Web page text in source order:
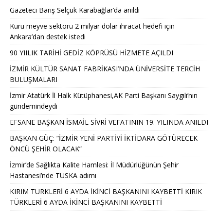
Gazeteci Barış Selçuk Karabağlar’da anıldı
Kuru meyve sektörü 2 milyar dolar ihracat hedefi için
Ankara’dan destek istedi
90 YIILIK TARİHİ GEDİZ KÖPRÜSÜ HİZMETE AÇILDI
İZMİR KÜLTÜR SANAT FABRİKASI’NDA ÜNİVERSİTE TERCİH
BULUŞMALARI
İzmir Atatürk İl Halk Kütüphanesi,AK Parti Başkanı Saygılı’nın
gündemindeydi
EFSANE BAŞKAN İSMAİL SİVRİ VEFATININ 19. YILINDA ANILDI
BAŞKAN GÜÇ: “İZMİR YENİ PARTİYİ İKTİDARA GÖTÜRECEK
ÖNCÜ ŞEHİR OLACAK”
İzmir’de Sağlıkta Kalite Hamlesi: İl Müdürlüğünün Şehir
Hastanesi’nde TÜSKA adımı
KIRIM TÜRKLERİ 6 AYDA İKİNCİ BAŞKANINI KAYBETTİ KIRIK
TÜRKLERİ 6 AYDA İKİNCİ BAŞKANINI KAYBETTİ